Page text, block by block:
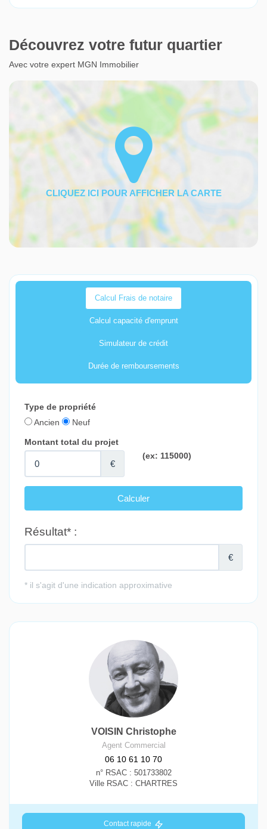
Découvrez votre futur quartier
Avec votre expert MGN Immobilier
Calcul Frais de notaire
Calcul capacité d'emprunt
Simulateur de crédit
Durée de remboursements
VOISIN Christophe
Agent Commercial
06 10 61 10 70
n° RSAC : 501733802
Ville RSAC : CHARTRES
Contact rapide